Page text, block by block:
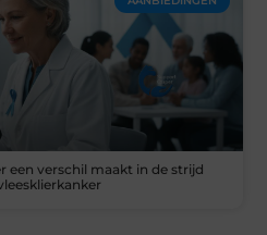
een verschil maakt in de strijd